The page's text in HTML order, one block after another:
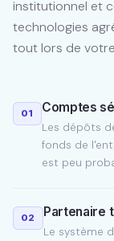
institutionnel et
technologies
tout lors de
01 Comptes
Les dépôts
fonds de
est peu
02 Partenaire
Le système